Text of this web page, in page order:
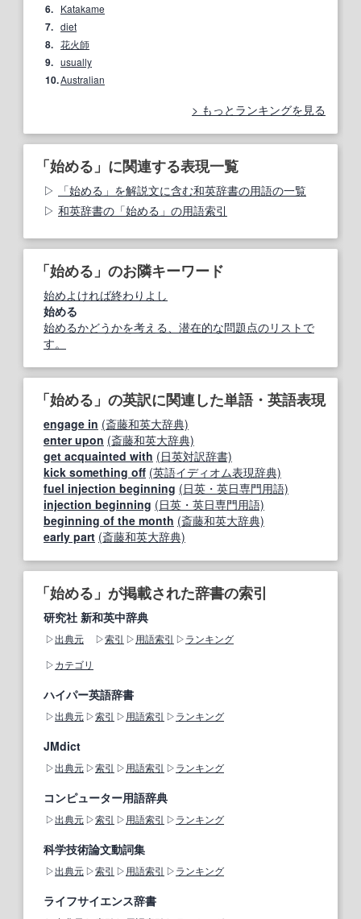
6. Katakame
7. diet
8. 花火師
9. usually
10.Australian
もっとランキングを見る
「始める」に関連する表現一覧
「始める」を解説文に含む和英辞書の用語の一覧
和英辞書の「始める」の用語索引
「始める」のお隣キーワード
始めよければ終わりよし
始める
始めるかどうかを考える、潜在的な問題点のリストで
す。
「始める」の英訳に関連した単語・英語表現
engage in (斎藤和英大辞典)
enter upon (斎藤和英大辞典)
get acquainted with (日英対訳辞書)
kick something off (英語イディオム表現辞典)
fuel injection beginning (日英・英日専門用語)
injection beginning (日英・英日専門用語)
beginning of the month (斎藤和英大辞典)
early part (斎藤和英大辞典)
「始める」が掲載された辞書の索引
研究社 新和英中辞典
出典元 索引 用語索引
ランキング
カテゴリ
ハイパー英語辞書
出典元 索引 用語索引 ランキング
JMdict
出典元 索引 用語索引 ランキング
コンピューター用語辞典
出典元 索引 用語索引 ランキング
科学技術論文動詞集
出典元 索引 用語索引 ランキング
ライフサイエンス辞書